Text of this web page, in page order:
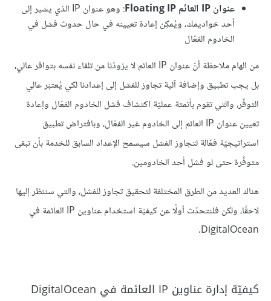
عنوان IP العائم Floating IP
: وهو عنوان IP الذي يشير إلى
أحد خواديمك، ويُمكِن إعادة تعيينه في حال حدوث فشل في
الخادوم الفعّال
من الهام ملاحظة أنّ عنوان IP العائم لا يزودّنا من تلقاء نفسه بتوافر عالي،
بل يجب تطبيق وإضافة آلية تجاوز للفشل إلى إعدادنا لكي يُعتبَر عالي
التوفّر، والتي تقوم بأتمتة عمليّة اكتشاف فشل الخادوم الفعّال وإعادة
تعيين عنوان IP العائم إلى الخادوم غير الفعّال، وبافتراض تطبيق
استراتيجيّة فعّالة لتجاوز الفشل سيسمح الإعداد السابق للخدمة بأن تبقى
متوفّرة حتى لو فشل أحد الخادومين.
هناك العديد من الطرق المختلفة لتحقيق تجاوز للفشل، والتي سننظر إليها
لاحقًا، ولكن فلنتحدّث أولًا عن كيفيّة استخدام عناوين IP العائمة في
DigitalOcean.
كيفيّة إدارة عناوين IP العائمة في DigitalOcean